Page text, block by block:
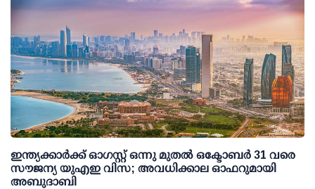
ഇന്ത്യക്കാര്‍ക്ക് ഓഗസ്റ്റ് ഒന്നു മുതല്‍ ഒക്ടോബര്‍ 31 വരെ
സൗജന്യ യുഎഇ വിസ; അവധിക്കാല ഓഫറുമായി
അബുദാബി